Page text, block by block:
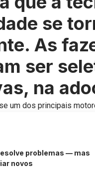
se
As
ser
na
um dos principais
problemas — mas
novos